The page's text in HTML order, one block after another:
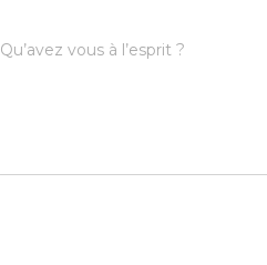
Qu’avez vous à l’esprit ?